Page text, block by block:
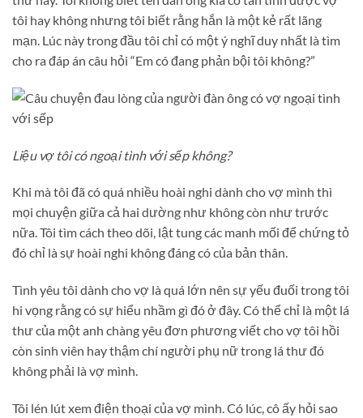
tôi hay không nhưng tôi biết rằng hắn là một kẻ rất lãng
mạn. Lúc này trong đầu tôi chỉ có một ý nghĩ duy nhất là tìm
cho ra đáp án câu hỏi “Em có đang phản bội tôi không?”
Liệu vợ tôi có ngoại tình với sếp không?
Khi mà tôi đã có quá nhiều hoài nghi dành cho vợ mình thì
mọi chuyện giữa cả hai dường như không còn như trước
nữa. Tôi tìm cách theo dõi, lật tung các manh mối để chứng tỏ
đó chỉ là sự hoài nghi không đáng có của bản thân.
Tình yêu tôi dành cho vợ là quá lớn nên sự yếu đuối trong tôi
hi vọng rằng có sự hiểu nhầm gì đó ở đây. Có thể chỉ là một lá
thư của một anh chàng yêu đơn phương viết cho vợ tôi hồi
còn sinh viên hay thậm chí người phụ nữ trong lá thư đó
không phải là vợ mình.
Tôi lén lút xem điện thoại của vợ mình. Có lúc, cô ấy hỏi sao